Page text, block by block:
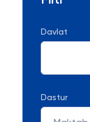
Davlat
Dastur